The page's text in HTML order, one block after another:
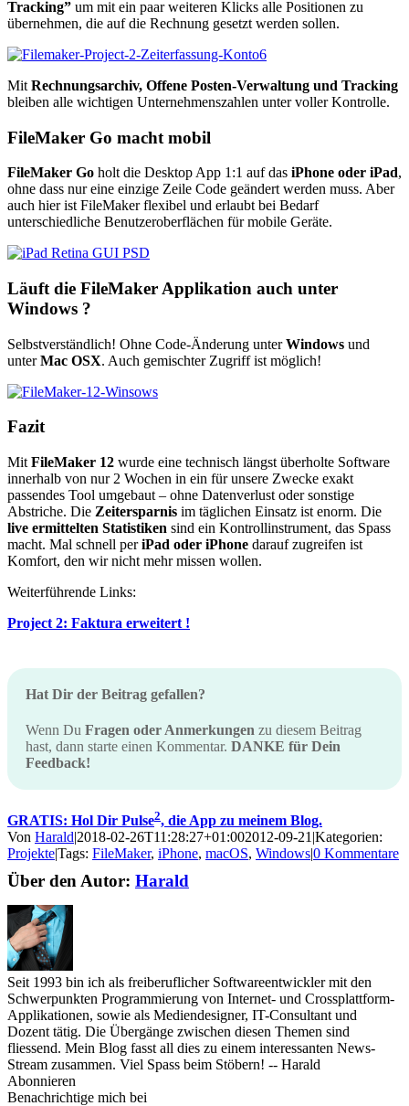
Tracking” um mit ein paar weiteren Klicks alle Positionen zu
übernehmen, die auf die Rechnung gesetzt werden sollen.
Mit Rechnungsarchiv, Offene Posten-Verwaltung und Tracking
bleiben alle wichtigen Unternehmenszahlen unter voller Kontrolle.
FileMaker Go macht mobil
FileMaker Go holt die Desktop App 1:1 auf das iPhone oder iPad,
ohne dass nur eine einzige Zeile Code geändert werden muss. Aber
auch hier ist FileMaker flexibel und erlaubt bei Bedarf
unterschiedliche Benutzeroberflächen für mobile Geräte.
Läuft die FileMaker Applikation auch unter
Windows ?
Selbstverständlich! Ohne Code-Änderung unterWindows und
unterMac OSX. Auch gemischter Zugriff ist möglich!
Fazit
Mit FileMaker 12 wurde eine technisch längst überholte Software
innerhalb von nur 2 Wochen in ein für unsere Zwecke exakt
passendes Tool umgebaut – ohne Datenverlust oder sonstige
Abstriche. Die Zeitersparnis im täglichen Einsatz ist enorm. Die
live ermittelten Statistiken sind ein Kontrollinstrument, das Spass
macht. Mal schnell periPad oder iPhone darauf zugreifen ist
Komfort, den wir nicht mehr missen wollen.
Weiterführende Links:
Project 2: Faktura erweitert !
Hat Dir der Beitrag gefallen?
Wenn Du Fragen oder Anmerkungen zu diesem Beitrag
hast, dann starte einen Kommentar. DANKE für Dein
Feedback!
GRATIS: Hol Dir Pulse2, die App zu meinem Blog.
Von Harald|2018-02-26T11:28:27+01:002012-09-21 |Kategorien:
Projekte|Tags: FileMaker, iPhone, macOS, Windows|0 Kommentare
Über den Autor: Harald
Seit 1993 bin ich als freiberuflicher Softwareentwickler mit den
Schwerpunkten Programmierung von Internet- und Crossplattform-
Applikationen, sowie als Mediendesigner, IT-Consultant und
Dozent tätig. Die Übergänge zwischen diesen Themen sind
fliessend. Mein Blog fasst all dies zu einem interessanten News-
Stream zusammen. Viel Spass beim Stöbern! -- Harald
Abonnieren
Benachrichtige mich bei